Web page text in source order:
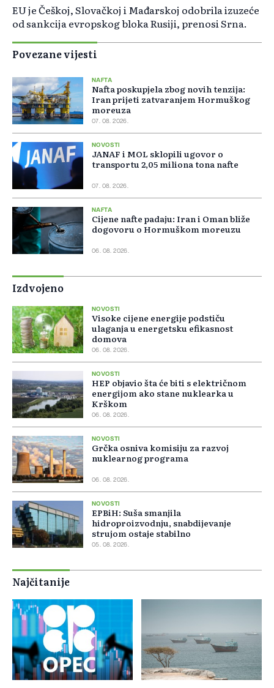
EU je Češkoj, Slovačkoj i Mađarskoj odobrila izuzeće
od sankcija evropskog bloka Rusiji, prenosi Srna.
Povezane vijesti
NAFTA
Nafta poskupjela zbog novih tenzija:
Iran prijeti zatvaranjem Hormuškog
moreuza
07. 08. 2026.
NOVOSTI
JANAF i MOL sklopili ugovor o
transportu 2,05 miliona tona nafte
07. 08. 2026.
NAFTA
Cijene nafte padaju: Iran i Oman bliže
dogovoru o Hormuškom moreuzu
06. 08. 2026.
Izdvojeno
NOVOSTI
Visoke cijene energije podstiču
ulaganja u energetsku efikasnost
domova
06. 08. 2026.
NOVOSTI
HEP objavio šta će biti s električnom
energijom ako stane nuklearka u
Krškom
06. 08. 2026.
NOVOSTI
Grčka osniva komisiju za razvoj
nuklearnog programa
06. 08. 2026.
NOVOSTI
EPBiH: Suša smanjila
hidroproizvodnju, snabdijevanje
strujom ostaje stabilno
05. 08. 2026.
Najčitanije